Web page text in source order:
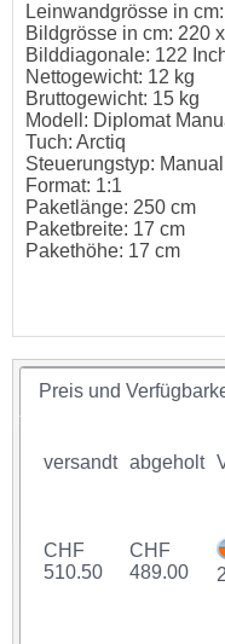
Leinwandgrösse in
Bildgrösse in cm: 220
Bilddiagonale: 122
Nettogewicht: 12 kg
Bruttogewicht: 15 kg
Modell: Diplomat
Tuch: Arctiq
Steuerungstyp: Manual
Format: 1:1
Paketlänge: 250 cm
Paketbreite: 17 cm
Pakethöhe: 17 cm
Preis und
versandt abgeholt
CHF
510.50
CHF
489.00